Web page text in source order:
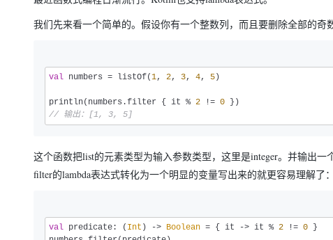
我们先来看一个简单的。假设你有一个整数列，而且要删除全部的奇数
val numbers = listOf(1, 2, 3, 4, 5 )
println(numbers.filter { it % 2 != 0
// 输出：[1, 3, 5]
这个函数把list的元素类型为输入参数类型，这里是integer。并输出一
filter的lambda表达式转化为一个明显的变量写出来的就更容易理解了：
val predicate: ( Int ) -> Boolean = { it -> it % 2 != 0 }